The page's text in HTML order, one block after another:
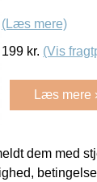
(Læs mere)
199 kr. (Vis
Læs mere
dem med